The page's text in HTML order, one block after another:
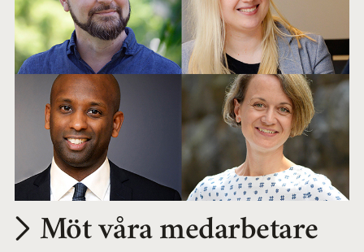
Möt våra medarbetare